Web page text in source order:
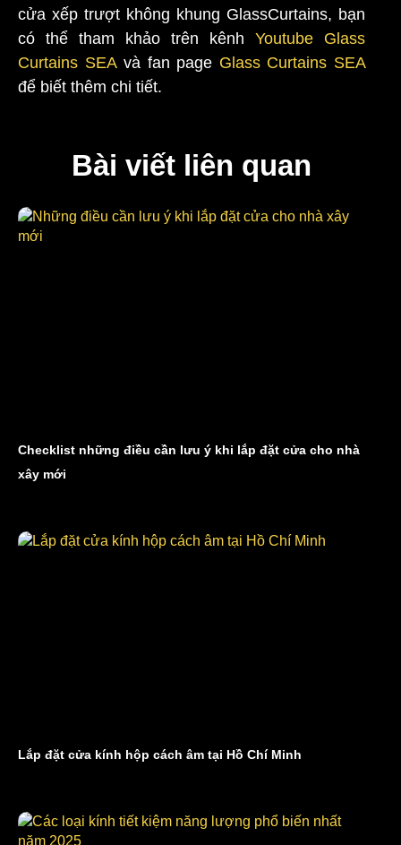
cửa xếp trượt không khung GlassCurtains, bạn
có thể tham khảo trên kênh Youtube Glass
Curtains SEAvà fan page Glass Curtains SEA
để biết thêm chi tiết.
Bài viết liên quan
Checklist những điều cần lưu ý khi lắp đặt cửa cho nhà
xây mới
Lắp đặt cửa kính hộp cách âm tại Hồ Chí Minh